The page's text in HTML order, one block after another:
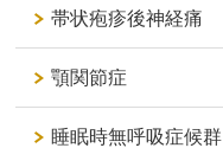
帯状疱疹後神経痛
顎関節症
睡眠時無呼吸症候群